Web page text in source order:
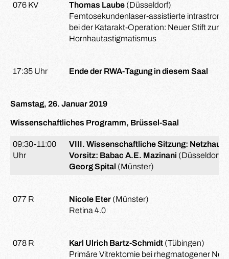
076 KV Thomas Laube (Düsseldorf)
Femtosekundenlaser-assistierte
bei der Katarakt-Operation: Neuer Stift zur
Hornhautastigmatismus
17:35 Uhr Ende der RWA-Tagung in diesem Saal
Samstag, 26. Januar 2019
Wissenschaftliches Programm, Brüssel-Saal
09:30-11:00
Uhr
VIII. Wissenschaftliche Sitzung: Netzhaut
Vorsitz: Babac A.E. Mazinani (Düsseldorf)
Georg Spital (Münster)
077 R Nicole Eter (Münster)
Retina 4.0
078 R Karl Ulrich Bartz-Schmidt (Tübingen)
Primäre Vitrektomie bei rhegmatogener